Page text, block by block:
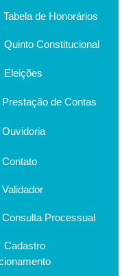
Tabela de Honorários
Quinto Constitucional
Eleições
Prestação de Contas
Ouvidoria
Contato
Validador
Consulta Processual
Cadastro